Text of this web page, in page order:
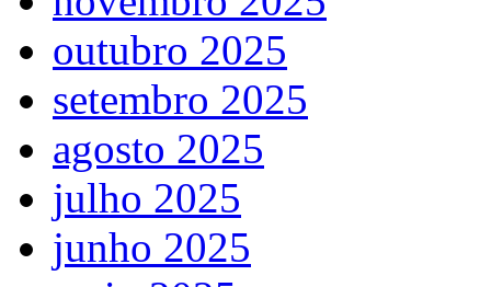
outubro 2025
setembro 2025
agosto 2025
julho 2025
junho 2025